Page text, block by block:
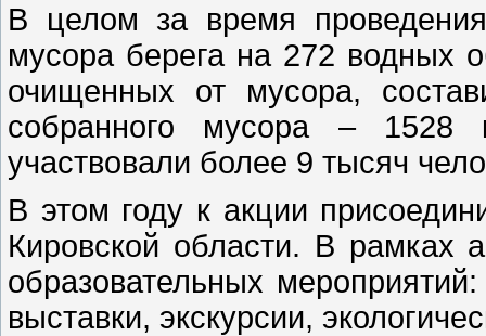
В целом за время
мусора берега на 272 водных
очищенных от мусора,
собранного мусора –
участвовали более 9 тысяч
В этом году к акции
Кировской области. В рамках
образовательных
выставки, экскурсии,